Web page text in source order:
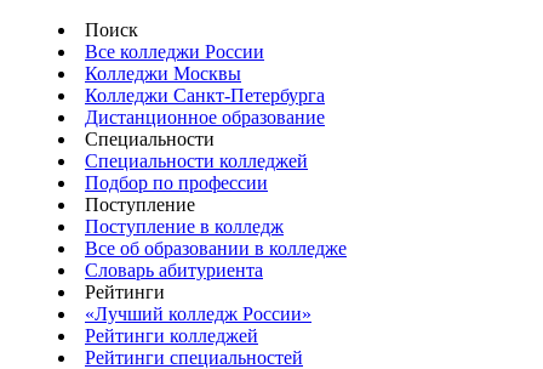
Поиск
Все колледжи России
Колледжи Москвы
Колледжи Санкт-Петербурга
Дистанционное образование
Специальности
Специальности колледжей
Подбор по профессии
Поступление
Поступление в колледж
Все об образовании в колледже
Словарь абитуриента
Рейтинги
«Лучший колледж России»
Рейтинги колледжей
Рейтинги специальностей